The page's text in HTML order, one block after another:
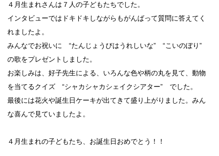
４月生まれさんは７人の子どもたちでした。
インタビューではドキドキしながらもがんばって質問に答えてく
れましたよ。
みんなでお祝いに “たんじょうびはうれしいな” “こいのぼり”
の歌をプレゼントしました。
お楽しみは、好子先生による、いろんな色や柄の丸を見て、動物
を当てるクイズ “シャカシャカシェイクシアター” でした。
最後には花火や誕生日ケーキが出てきて盛り上がりました。みん
な喜んで見ていましたよ。
４月生まれの子どもたち、お誕生日おめでとう！！